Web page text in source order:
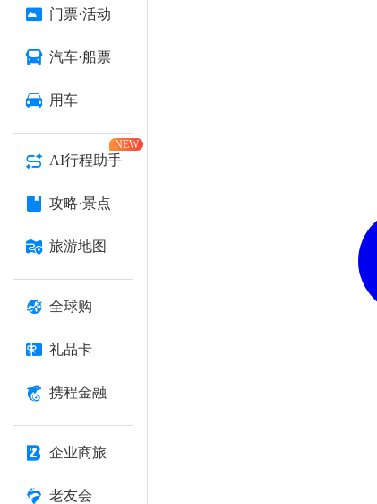
门票·活动
汽车·船票
用车
AI行程助手
NEW
攻略·景点
旅游地图
全球购
礼品卡
携程金融
企业商旅
老友会